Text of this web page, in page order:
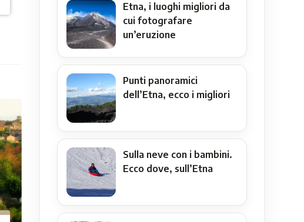
Etna, i luoghi migliori da
cui fotografare
un’eruzione
Punti panoramici
dell’Etna, ecco i migliori
Sulla neve con i bambini.
Ecco dove, sull’Etna